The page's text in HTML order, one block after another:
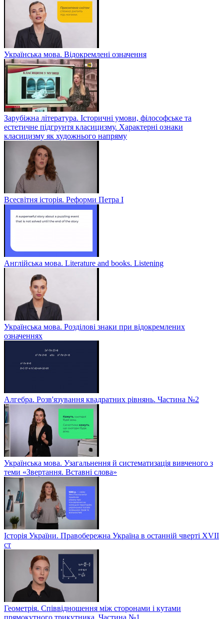
Українська мова. Відокремлені означення
Зарубіжна література. Історичні умови, філософське та
естетичне підгрунтя класицизму. Характерні ознаки
класицизму як художнього напряму
Всесвітня історія. Реформи Петра І
Англійська мова. Literature and books. Listening
Українська мова. Розділові знаки при відокремлених
означеннях
Алгебра. Розв'язування квадратних рівнянь. Частина №2
Українська мова. Узагальнення й систематизація вивченого з
теми «Звертання. Вставні слова»
Історія України. Правобережна Україна в останній чверті XVII
ст
Геометрія. Співвідношення між сторонами і кутами
прямокутного трикутника. Частина №1